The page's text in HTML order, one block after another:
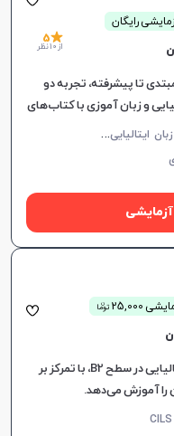
رایگان
5
از 10 نظر
تا پیشرفته، تجربه دو
و زبان آموزی با کتاب‌های
م
کالمه زبان ایتالیایی، زبان ایتالیایی عمومی، CILS
25,000 توما
ن
سابقه تدریس خصوصی و تسلط بر زبان ایتالیایی در سطح B2، با تمرکز بر
را آموزش می‌دهد.